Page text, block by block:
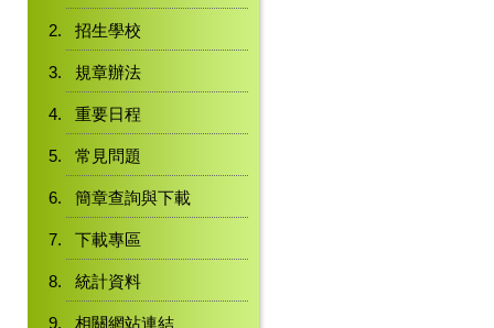
招生學校
規章辦法
重要日程
常見問題
簡章查詢與下載
下載專區
統計資料
相關網站連結